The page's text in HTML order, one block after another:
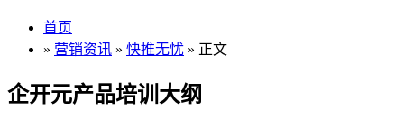
首页
» 营销资讯 » 快推无忧 » 正文
企开元产品培训大纲